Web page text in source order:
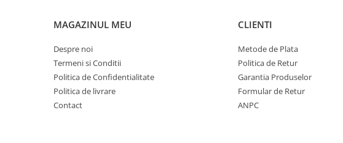
Proiectoare Consumer
Plăci de Bază Amd
Plăci de Bază Intel
Plăci video
MAGAZINUL MEU
Despre noi
Termeni si Conditii
Politica de Confidentialitate
Politica de livrare
Contact
CLIENTI
Metode de Plata
Politica de Retur
Garantia Produselor
Formular de Retur
ANPC